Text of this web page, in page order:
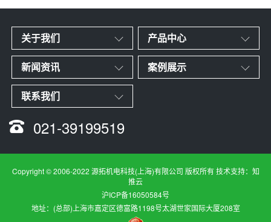
关于我们 产品中心
新闻资讯 案例展示
联系我们
021-39199519
Copyright © 2006-2022 源拓机电科技(上海)有限公司 版权所有 技术支持： 知
推云
沪ICP备16050584号
地址：(总部)上海市嘉定区德富路1198号太湖世家国际大厦208室